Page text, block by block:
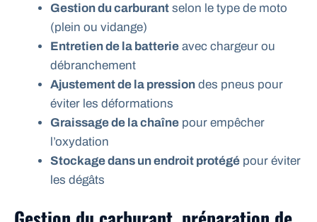
Gestion du carburant selon le type de moto
(plein ou vidange)
Entretien de la batterie avec chargeur ou
débranchement
Ajustement de la pression des pneus pour
éviter les déformations
Graissage de la chaîne pour empêcher
l’oxydation
Stockage dans un endroit protégé pour éviter
les dégâts